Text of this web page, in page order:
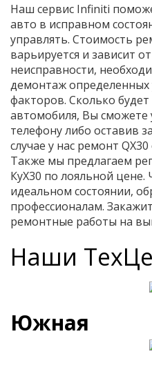
Наш сервис Infiniti
авто в исправном
управлять. Стоимость
варьируется и зависит
неисправности,
демонтаж определенных
факторов. Сколько
автомобиля, Вы сможете
телефону либо оставив
случае у нас ремонт
Также мы предлагаем
КуХ30 по лояльной
идеальном состоянии,
профессионалам.
ремонтные работы на
Наши
Южная